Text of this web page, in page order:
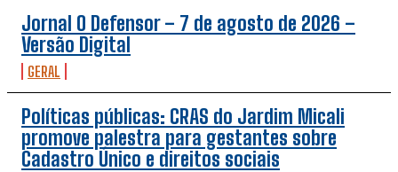
Jornal O Defensor – 7 de agosto de 2026 –
Versão Digital
GERAL
Políticas públicas: CRAS do Jardim Micali
promove palestra para gestantes sobre
Cadastro Único e direitos sociais